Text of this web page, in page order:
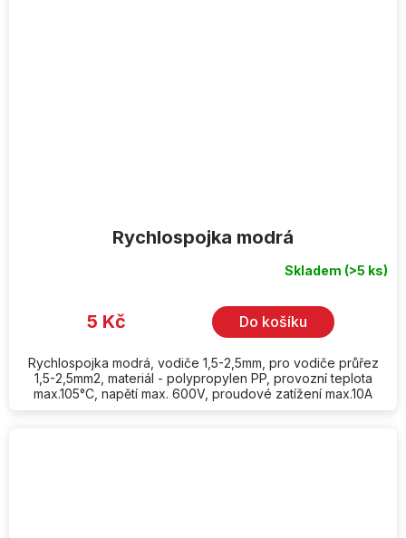
Rychlospojka modrá
Skladem (>5 ks)
5 Kč Do košíku
Rychlospojka modrá, vodiče 1,5-2,5mm, pro vodiče průřez
1,5-2,5mm2, materiál - polypropylen PP, provozní teplota
max.105°C, napětí max. 600V, proudové zatížení max.10A